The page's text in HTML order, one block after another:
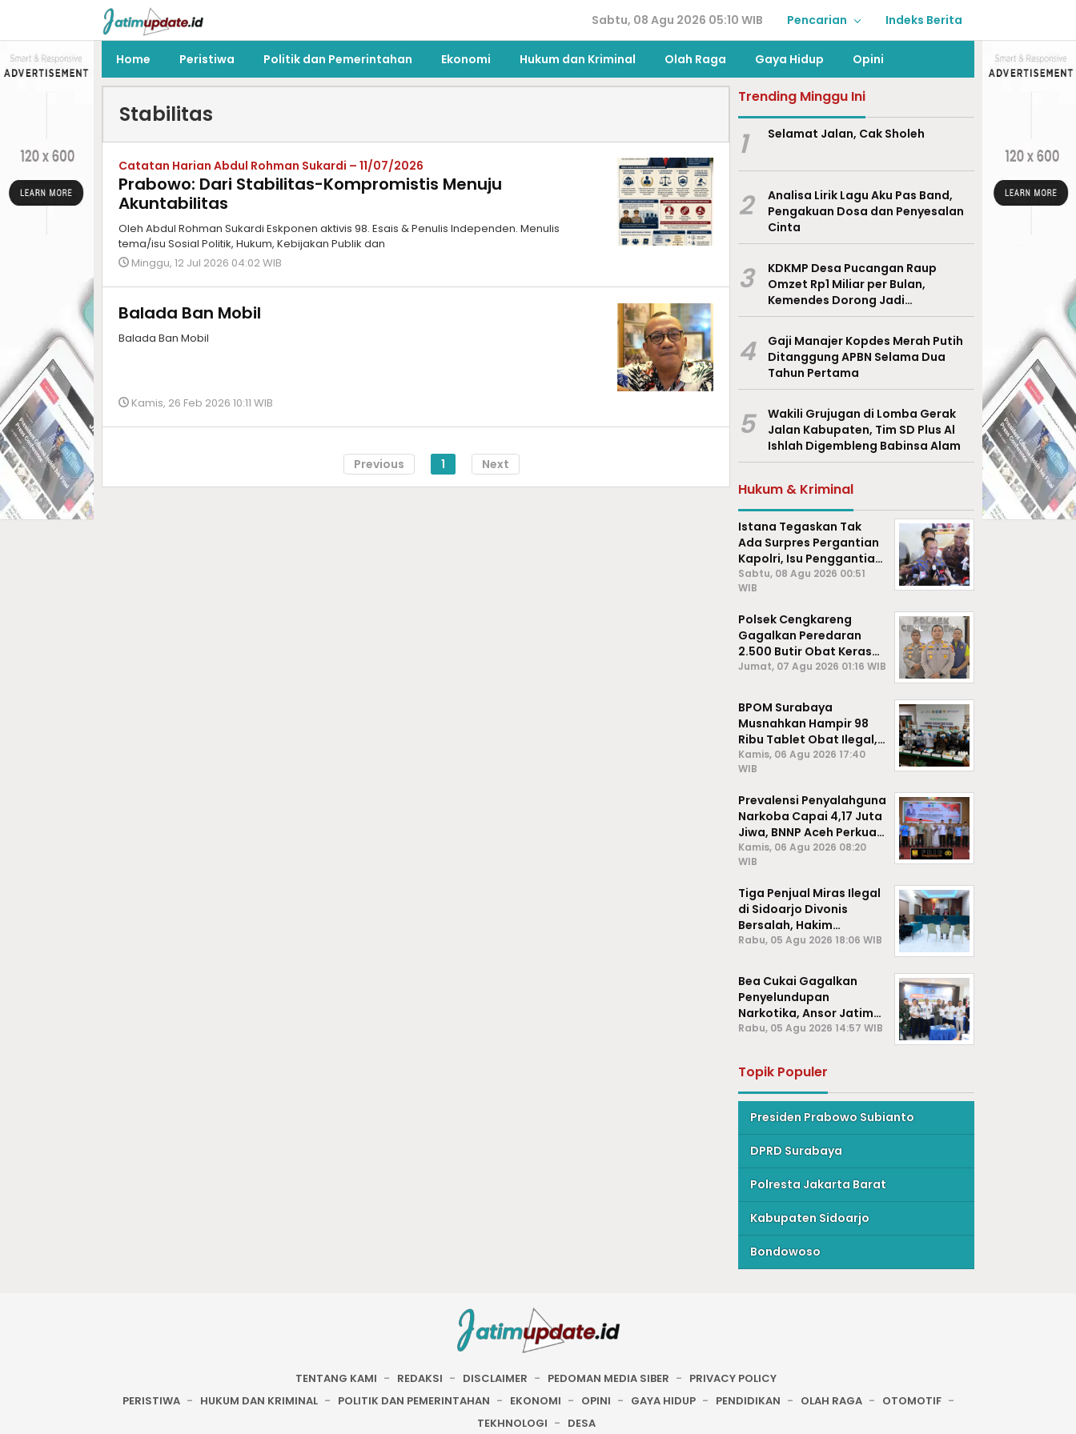
Sabtu, 08 Agu 2026 05:10 WIB Pencarian Indeks Berita
Home Peristiwa Politik dan Pemerintahan Ekonomi Hukum dan Kriminal Olah Raga Gaya Hidup Opini
Stabilitas
Catatan Harian Abdul Rohman Sukardi – 11/07/2026
Prabowo: Dari Stabilitas-Kompromistis Menuju
Akuntabilitas
Oleh Abdul Rohman Sukardi Eskponen aktivis 98. Esais & Penulis Independen. Menulis
tema/isu Sosial Politik, Hukum, Kebijakan Publik dan
Minggu, 12 Jul 2026 04:02 WIB
Balada Ban Mobil
Balada Ban Mobil
Kamis, 26 Feb 2026 10:11 WIB
Previous 1 Next
Trending Minggu Ini
1 Selamat Jalan, Cak Sholeh
2
Analisa Lirik Lagu Aku Pas Band,
Pengakuan Dosa dan Penyesalan
Cinta
3
KDKMP Desa Pucangan Raup
Omzet Rp1 Miliar per Bulan,
Kemendes Dorong Jadi
Percontohan Nasional
4
Gaji Manajer Kopdes Merah Putih
Ditanggung APBN Selama Dua
Tahun Pertama
5
Wakili Grujugan di Lomba Gerak
Jalan Kabupaten, Tim SD Plus Al
Ishlah Digembleng Babinsa Alam
Hukum & Kriminal
Istana Tegaskan Tak
Ada Surpres Pergantian
Kapolri, Isu Penggantian
Listyo Sigit Dipastikan
Hoaks
Sabtu, 08 Agu 2026 00:51
WIB
Polsek Cengkareng
Gagalkan Peredaran
2.500 Butir Obat Keras
Daftar G, Satu Pengedar
Jumat, 07 Agu 2026 01:16 WIB
BPOM Surabaya
Musnahkan Hampir 98
Ribu Tablet Obat Ilegal,
Cegah Penyalahgunaan
di Kalangan Pelajar
Kamis, 06 Agu 2026 17:40
WIB
Prevalensi Penyalahguna
Narkoba Capai 4,17 Juta
Jiwa, BNNP Aceh Perkuat
P4GN di Subulussalam
Kamis, 06 Agu 2026 08:20
WIB
Tiga Penjual Miras Ilegal
di Sidoarjo Divonis
Bersalah, Hakim
Jatuhkan Denda hingga
Rabu, 05 Agu 2026 18:06 WIB
Bea Cukai Gagalkan
Penyelundupan
Narkotika, Ansor Jatim
Negara Tak Kalah dari
Rabu, 05 Agu 2026 14:57 WIB
Topik Populer
Presiden Prabowo Subianto
DPRD Surabaya
Polresta Jakarta Barat
Kabupaten Sidoarjo
Bondowoso
TENTANG KAMI REDAKSI DISCLAIMER PEDOMAN MEDIA SIBER
PRIVACY POLICY
PERISTIWA
HUKUM DAN KRIMINAL POLITIK DAN PEMERINTAHAN EKONOMI OPINI GAYA HIDUP PENDIDIKAN OLAH RAGA
OTOMOTIF
TEKHNOLOGI
DESA